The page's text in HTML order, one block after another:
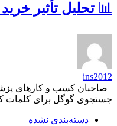
📊 تحلیل تأثیر
ins2012
صاحبان کسب و کارهای
جستجوی گوگل برای کلمات
دسته‌بندی نشده